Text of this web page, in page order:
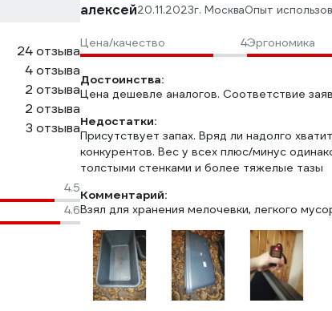
24 отзыва
4 отзыва
2 отзыва
2 отзыва
3 отзыва
4.5
4.6
алексей20.11.2023г. МоскваОпыт
Цена/качество 4Эргономика
Достоинства:
Цена дешевле аналогов. Соответствие
Недостатки:
Присутствует запах. Вряд ли надолго
конкурентов. Вес у всех плюс/минус
толстыми стенками и более тяжелые тазы
Комментарий:
Взял для хранения мелочевки, легкого